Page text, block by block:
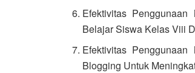
Efektivitas
Belajar Siswa Kelas Viii
Efektivitas
Blogging Untuk